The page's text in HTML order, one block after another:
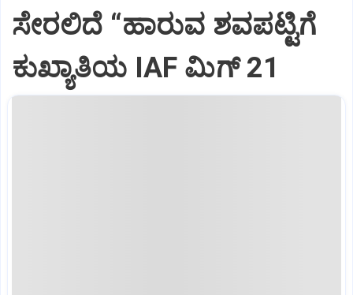
ಸೇರಲಿದೆ “ಹಾರುವ ಶವಪಟ್ಟಿಗೆ
ಕುಖ್ಯಾತಿಯ IAF ಮಿಗ್‌ 21